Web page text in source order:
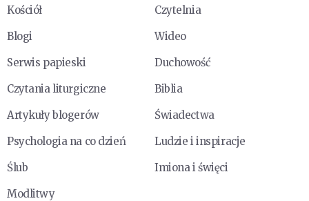
Kościół
Czytelnia
Blogi
Wideo
Serwis papieski
Duchowość
Czytania liturgiczne
Biblia
Artykuły blogerów
Świadectwa
Psychologia na co dzień
Ludzie i inspiracje
Ślub
Imiona i święci
Modlitwy